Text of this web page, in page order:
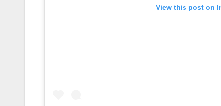
View this post on